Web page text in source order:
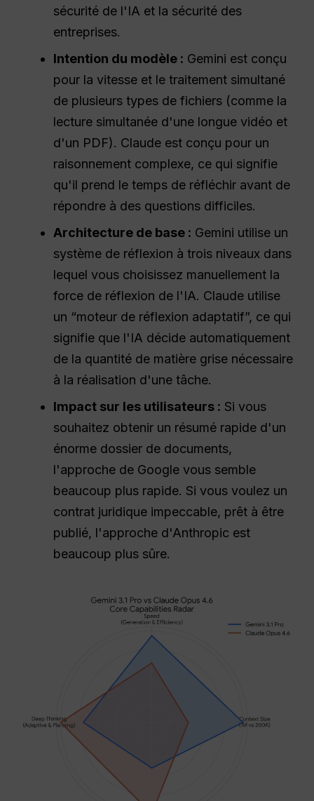
sécurité de l'IA et la sécurité des
entreprises.
Intention du modèle : Gemini est conçu
pour la vitesse et le traitement simultané
de plusieurs types de fichiers (comme la
lecture simultanée d'une longue vidéo et
d'un PDF). Claude est conçu pour un
raisonnement complexe, ce qui signifie
qu'il prend le temps de réfléchir avant de
répondre à des questions difficiles.
Architecture de base : Gemini utilise un
système de réflexion à trois niveaux dans
lequel vous choisissez manuellement la
force de réflexion de l'IA. Claude utilise
un “moteur de réflexion adaptatif”, ce qui
signifie que l'IA décide automatiquement
de la quantité de matière grise nécessaire
à la réalisation d'une tâche.
Impact sur les utilisateurs : Si vous
souhaitez obtenir un résumé rapide d'un
énorme dossier de documents,
l'approche de Google vous semble
beaucoup plus rapide. Si vous voulez un
contrat juridique impeccable, prêt à être
publié, l'approche d'Anthropic est
beaucoup plus sûre.